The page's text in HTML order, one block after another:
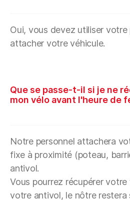
Oui, vous devez utiliser
attacher votre véhicule.
Que se passe-t-il si je ne
mon vélo avant l'heure de
Notre personnel attachera
fixe à proximité (poteau,
antivol.
Vous pourrez récupérer
votre antivol, le nôtre restera